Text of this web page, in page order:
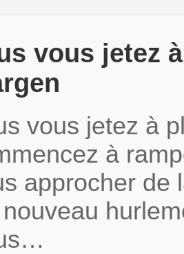
vous jetez
vous jetez à
à
approcher de